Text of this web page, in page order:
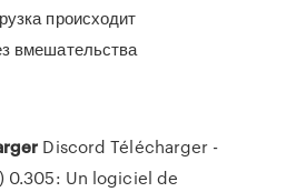
происходит
вмешательства
Discord Télécharger -
0.305: Un logiciel de